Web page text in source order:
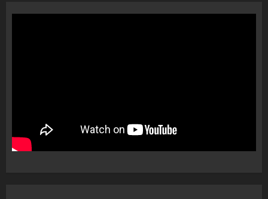
1
“bosen” Joana Nano për
abuzim me fondet publike dhe
pasuri të pajustifikuar